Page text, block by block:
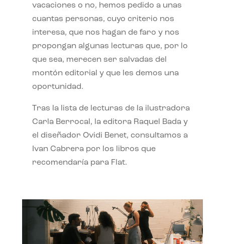
vacaciones o no, hemos pedido a unas
cuantas personas, cuyo criterio nos
interesa, que nos hagan de faro y nos
propongan algunas lecturas que, por lo
que sea, merecen ser salvadas del
montón editorial y que les demos una
oportunidad.
Tras la lista de lecturas de la ilustradora
Carla Berrocal, la editora Raquel Bada y
el diseñador Ovidi Benet, consultamos a
Ivan Cabrera por los libros que
recomendaría para Flat.